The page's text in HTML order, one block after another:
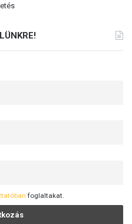
foglaltakat.